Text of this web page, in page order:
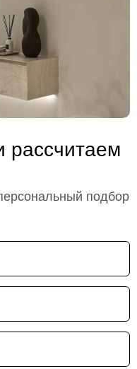
рассчитаем
подбор